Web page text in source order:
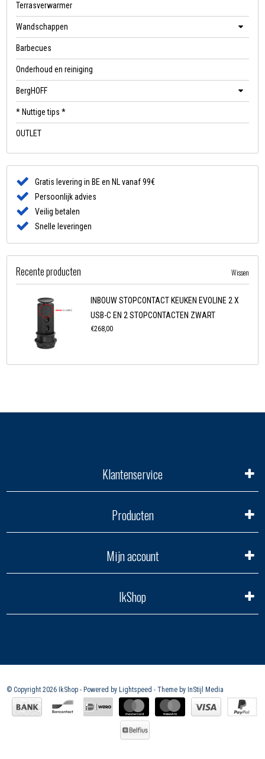
Terrasverwarmer
Wandschappen
Barbecues
Onderhoud en reiniging
BergHOFF
* Nuttige tips *
OUTLET
Gratis levering in BE en NL vanaf 99€
Persoonlijk advies
Veilig betalen
Snelle leveringen
Recente producten Wissen
INBOUW STOPCONTACT KEUKEN EVOLINE 2 X
USB-C EN 2 STOPCONTACTEN ZWART
€268,00
Klantenservice
Producten
Mijn account
IkShop
© Copyright 2026 IkShop - Powered by Lightspeed - Theme by InStijl Media